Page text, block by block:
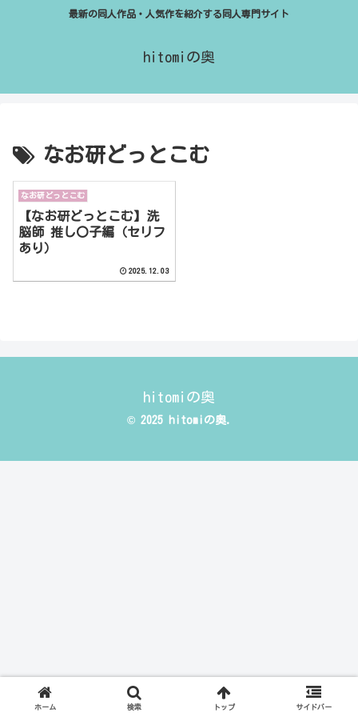
最新の同人作品・人気作を紹介する同人専門サイト
hitomiの奥
なお研どっとこむ
なお研どっとこむ
【なお研どっとこむ】洗
脳師 推し〇子編（セリフ
あり）
2025.12.03
hitomiの奥
© 2025 hitomiの奥.
ホーム 検索 トップ サイドバー